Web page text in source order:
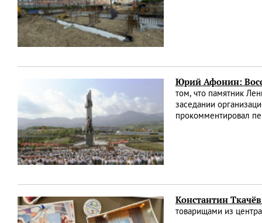
Юрий Афонин:
том, что памятник
заседании
прокомментировал
Константин
товарищами из